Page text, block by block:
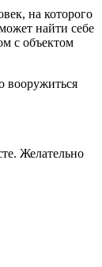
на которого
найти себе
с объектом
вооружиться
Желательно